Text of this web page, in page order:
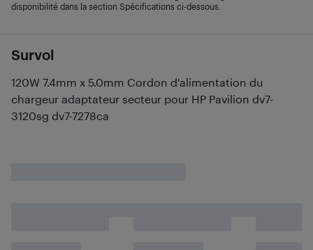
Survol
120W 7.4mm x 5.0mm Cordon d'alimentation du
chargeur adaptateur secteur pour HP Pavilion dv7-
3120sg dv7-7278ca
disponibilité dans la section Spécifications ci-dessous.